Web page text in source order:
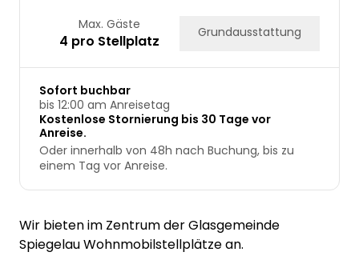
Max. Gäste
4 pro Stellplatz Grundausstattung
Sofort buchbar
bis 12:00 am Anreisetag
Kostenlose Stornierung bis 30 Tage vor
Anreise.
Oder innerhalb von 48h nach Buchung, bis zu
einem Tag vor Anreise.
Wir bieten im Zentrum der Glasgemeinde
Spiegelau Wohnmobilstellplätze an.